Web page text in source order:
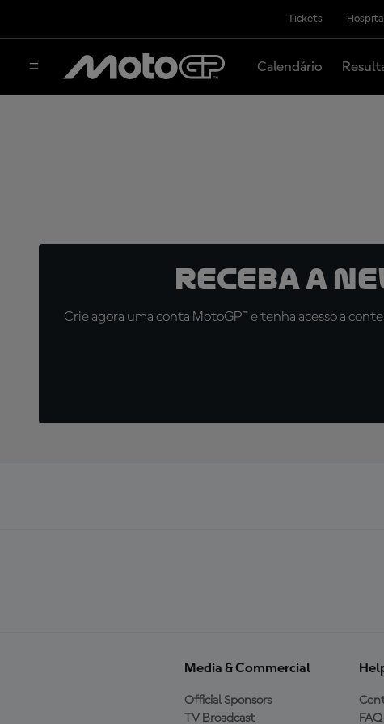
Tickets
Calendário
Receba a
Crie agora uma conta MotoGP™ e tenha acesso a
Media & Commercial
Official Sponsors
TV Broadcast
FAQ